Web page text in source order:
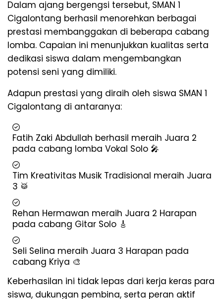
Dalam ajang bergengsi tersebut, SMAN 1
Cigalontang berhasil menorehkan berbagai
prestasi membanggakan di beberapa cabang
lomba. Capaian ini menunjukkan kualitas serta
dedikasi siswa dalam mengembangkan
potensi seni yang dimiliki.
Adapun prestasi yang diraih oleh siswa SMAN 1
Cigalontang di antaranya:
Fatih Zaki Abdullah berhasil meraih Juara 2
pada cabang lomba Vokal Solo 🎤
Tim Kreativitas Musik Tradisional meraih Juara
3 🥁
Rehan Hermawan meraih Juara 2 Harapan
pada cabang Gitar Solo 🎸
Seli Selina meraih Juara 3 Harapan pada
cabang Kriya 🎨
Keberhasilan ini tidak lepas dari kerja keras para
siswa, dukungan pembina, serta peran aktif